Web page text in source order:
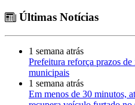
Últimas Notícias
1 semana atrás
Prefeitura reforça prazos
municipais
1 semana atrás
Em menos de 30 minutos,